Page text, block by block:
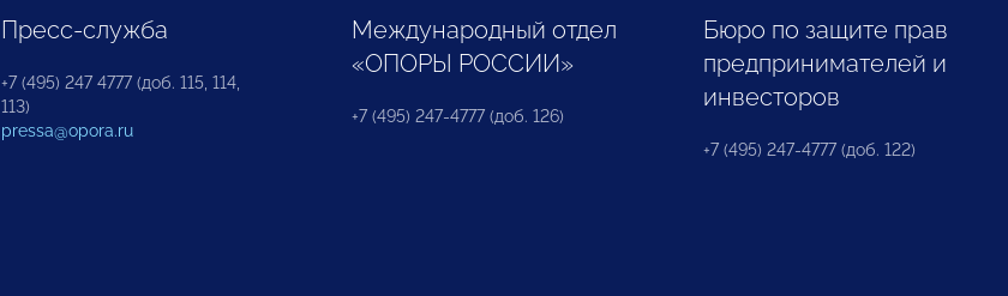
Пресс-служба
+7 (495) 247 4777 (доб. 115, 114,
113)
pressa@opora.ru
Международный отдел
«ОПОРЫ РОССИИ»
+7 (495) 247-4777 (доб. 126)
Бюро по защите прав
предпринимателей и
инвесторов
+7 (495) 247-4777 (доб. 122)